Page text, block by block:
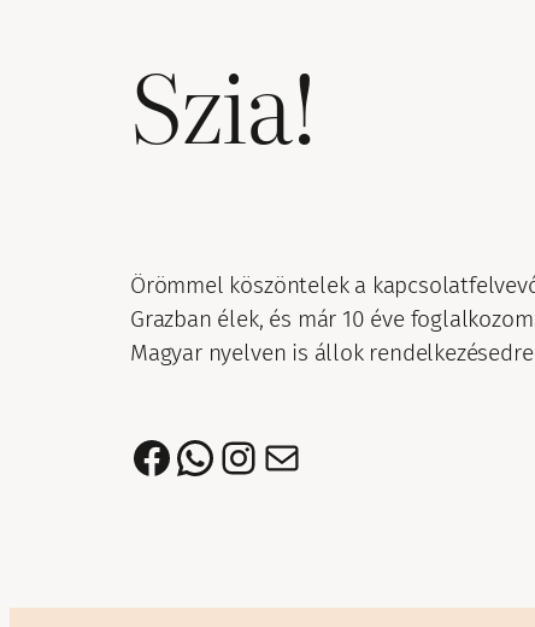
Szia!
Örömmel köszöntelek a
Grazban élek, és már 10 éve
Magyar nyelven is állok
Facebook WhatsApp Instagram Mail